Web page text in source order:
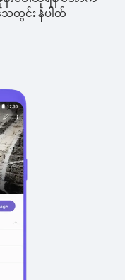
သတွင်း နံပါတ်